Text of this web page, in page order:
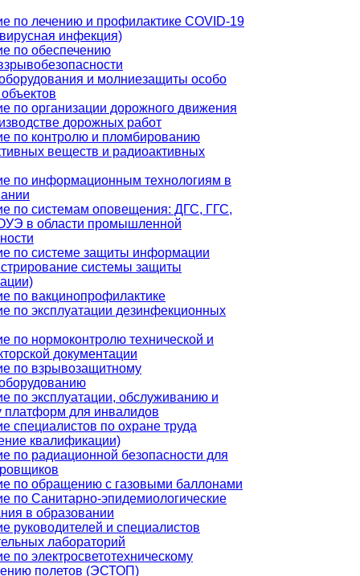
по лечению и профилактике COVID-19
инфекция)
по обеспечению
и молниезащиты особо
по организации дорожного движения
дорожных работ
по контролю и пломбированию
веществ и радиоактивных
по информационным технологиям в
по системам оповещения: ДГС, ГГС,
в области промышленной
по системе защиты информации
системы защиты
по вакцинопрофилактике
по эксплуатации дезинфекционных
по нормоконтролю технической и
документации
по взрывозащитному
по эксплуатации, обслуживанию и
платформ для инвалидов
специалистов по охране труда
квалификации)
по радиационной безопасности для
по обращению с газовыми баллонами
по Санитарно-эпидемиологические
в образовании
руководителей и специалистов
лабораторий
по электросветотехническому
полетов (ЭСТОП)